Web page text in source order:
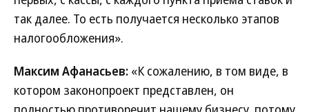
так далее. То есть получается несколько этапов
налогообложения».
Максим Афанасьев: «К сожалению, в том виде, в
котором законопроект представлен, он